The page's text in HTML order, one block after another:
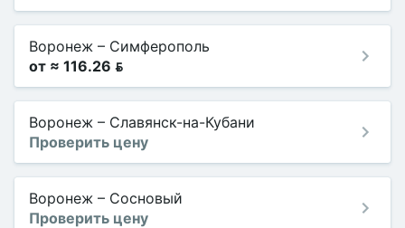
Воронеж – Симферополь
от ≈ 116.26 
Воронеж – Славянск-на-Кубани
Проверить цену
Воронеж – Сосновый
Проверить цену